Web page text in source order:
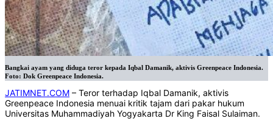
Bangkai ayam yang diduga teror kepada Iqbal Damanik, aktivis Greenpeace Indonesia.
Foto: Dok Greenpeace Indonesia.
JATIMNET.COM – Teror terhadap Iqbal Damanik, aktivis
Greenpeace Indonesia menuai kritik tajam dari pakar hukum
Universitas Muhammadiyah Yogyakarta Dr King Faisal Sulaiman.